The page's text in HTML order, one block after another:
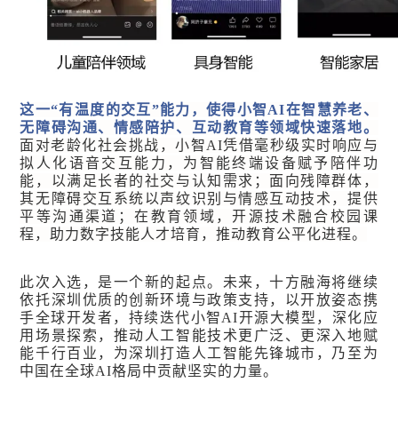
这一“有温度的交互”能力，使得小智AI在智慧养老、
无障碍沟通、情感陪护、互动教育等领域快速落地。
面对老龄化社会挑战，小智AI凭借毫秒级实时响应与
拟人化语音交互能力，为智能终端设备赋予陪伴功
能，以满足长者的社交与认知需求；面向残障群体，
其无障碍交互系统以声纹识别与情感互动技术，提供
平等沟通渠道；在教育领域，开源技术融合校园课
程，助力数字技能人才培育，推动教育公平化进程。
此次入选，是一个新的起点。未来，十方融海将继续
依托深圳优质的创新环境与政策支持，以开放姿态携
手全球开发者，持续迭代小智AI开源大模型，深化应
用场景探索，推动人工智能技术更广泛、更深入地赋
能千行百业，为深圳打造人工智能先锋城市，乃至为
中国在全球AI格局中贡献坚实的力量。